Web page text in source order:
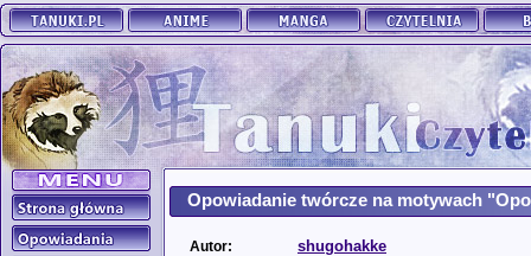
Opowiadanie twórcze na motywach
Autor: shugohakke